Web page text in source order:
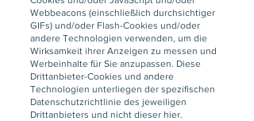
Webbeacons (einschließlich durchsichtiger
GIFs) und/oder Flash-Cookies und/oder
andere Technologien verwenden, um die
Wirksamkeit ihrer Anzeigen zu messen und
Werbeinhalte für Sie anzupassen. Diese
Drittanbieter-Cookies und andere
Technologien unterliegen der spezifischen
Datenschutzrichtlinie des jeweiligen
Drittanbieters und nicht dieser hier.